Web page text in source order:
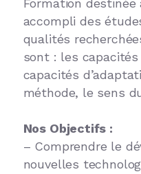
Formation
accompli des
qualités
sont : les
capacités
méthode, le sens
Nos Objectifs :
– Comprendre le
nouvelles